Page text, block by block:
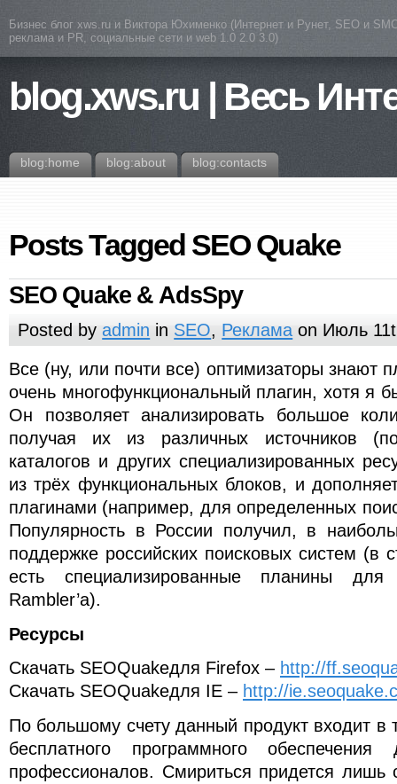
Бизнес блог xws.ru и Виктора Юхименко (Интернет и Рунет, SEO и
реклама и PR, социальные сети и web 1.0 2.0 3.0)
blog.xws.ru | Весь
blog:home blog:about blog:contacts
Posts Tagged SEO Quake
SEO Quake & AdsSpy
Posted byadmin in SEO, Реклама on Июль
Все (ну, или почти все) оптимизаторы знают
очень многофункциональный плагин, хотя я
Он позволяет анализировать большое
получая их из различных источников
каталогов и других специализированных
из трёх функциональных блоков, и
плагинами (например, для определенных
Популярность в России получил, в
поддержке российских поисковых систем (в
есть специализированные планины для
Rambler’a).
Ресурсы
Скачать SEOQuakeдля Firefox – http://
Скачать SEOQuakeдля IE – http://
По большому счету данный продукт входит в
бесплатного программного обеспечения
профессионалов. Смириться придется лишь